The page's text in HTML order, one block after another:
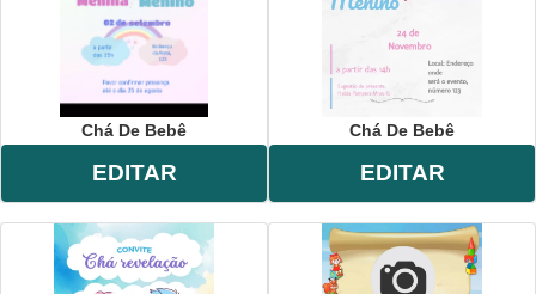
Chá De Bebê
EDITAR
Chá De Bebê
EDITAR